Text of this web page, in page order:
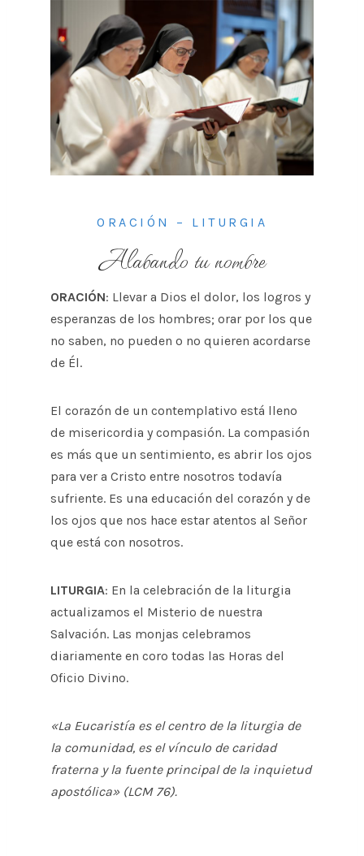
ORACIÓN – LITURGIA
Alabando tu nombre
ORACIÓN: Llevar a Dios el dolor, los logros y
esperanzas de los hombres; orar por los que
no saben, no pueden o no quieren acordarse
de Él.
El corazón de un contemplativo está lleno
de misericordia y compasión. La compasión
es más que un sentimiento, es abrir los ojos
para ver a Cristo entre nosotros todavía
sufriente. Es una educación del corazón y de
los ojos que nos hace estar atentos al Señor
que está con nosotros.
LITURGIA: En la celebración de la liturgia
actualizamos el Misterio de nuestra
Salvación. Las monjas celebramos
diariamente en coro todas las Horas del
Oficio Divino.
«La Eucaristía es el centro de la liturgia de
la comunidad, es el vínculo de caridad
fraterna y la fuente principal de la inquietud
apostólica» (LCM 76).